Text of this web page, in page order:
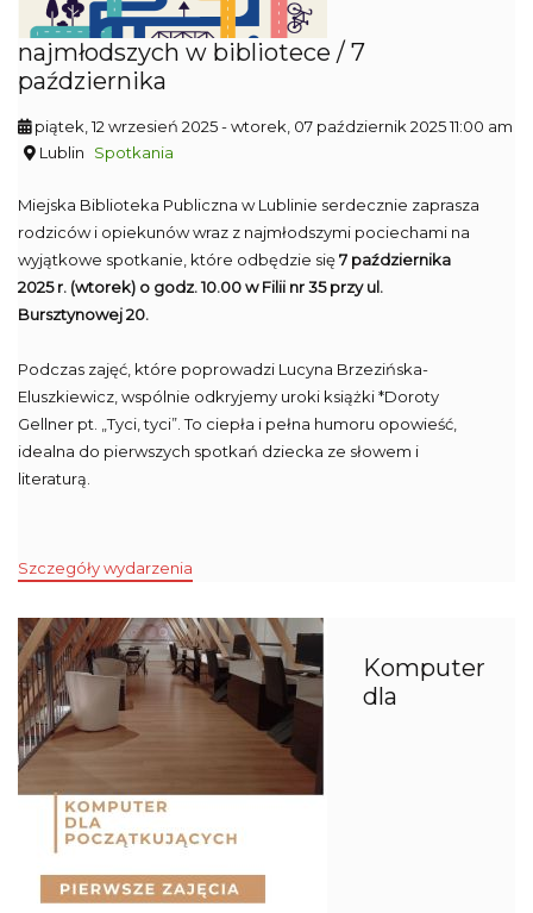
najmłodszych w bibliotece / 7
października
piątek, 12 wrzesień 2025- wtorek, 07 październik 2025 11:00 am
Lublin
Spotkania
Miejska Biblioteka Publiczna w Lublinie serdecznie zaprasza
rodziców i opiekunów wraz z najmłodszymi pociechami na
wyjątkowe spotkanie, które odbędzie się7 października
2025 r. (wtorek) o godz. 10.00 w Filii nr 35 przy ul.
Bursztynowej 20.
Podczas zajęć, które poprowadzi Lucyna Brzezińska-
Eluszkiewicz, wspólnie odkryjemy uroki książki *Doroty
Gellner pt. „Tyci, tyci”. To ciepła i pełna humoru opowieść,
idealna do pierwszych spotkań dziecka ze słowem i
literaturą.
Szczegóły wydarzenia
Komputer
dla